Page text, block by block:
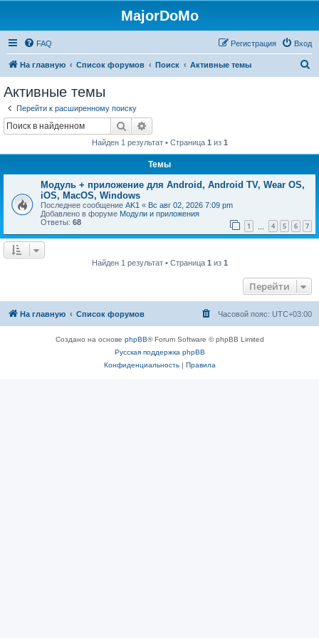
MajorDoMo
FAQ Вход
Регистрация
На главную Список форумов Поиск Активные темы
Активные темы
Перейти к расширенному поиску
Поиск
Найден 1 результат • Страница 1 из 1
Темы
Модуль + приложение для Android, Android TV, Wear OS,
iOS, MacOS, Windows
Последнее сообщение AK1 « Вс авг 02, 2026 7:09 pm
Добавлено в форуме Модули и приложения
Ответы: 68 1 4 5 6 7
Найден 1 результат • Страница 1 из 1
Перейти
На главную Список форумов Часовой пояс: UTC+03:00
Создано на основе phpBB® Forum Software © phpBB Limited
Русская поддержка phpBB
Конфиденциальность| Правила